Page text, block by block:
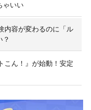
ゃいい
内容が変わるのに「ル
？
こん！』が始動！安定